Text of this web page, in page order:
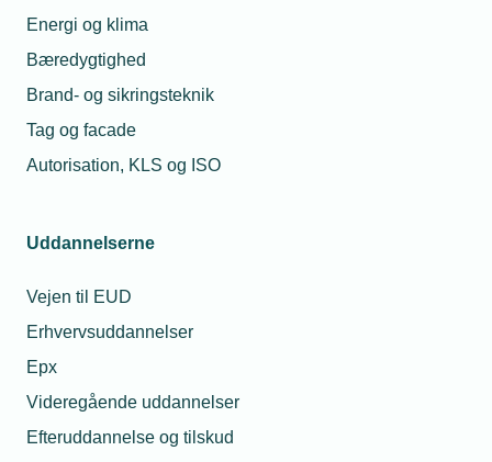
Energi og klima
Bæredygtighed
Brand- og sikringsteknik
Tag og facade
Autorisation, KLS og ISO
Uddannelserne
Vejen til EUD
Erhvervsuddannelser
Epx
Videregående uddannelser
Efteruddannelse og tilskud